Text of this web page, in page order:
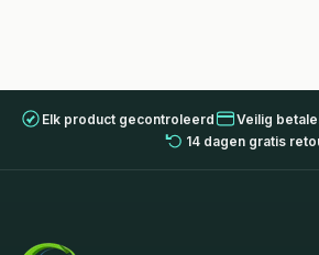
Elk product gecontroleerd
Veilig
14 dagen gratis